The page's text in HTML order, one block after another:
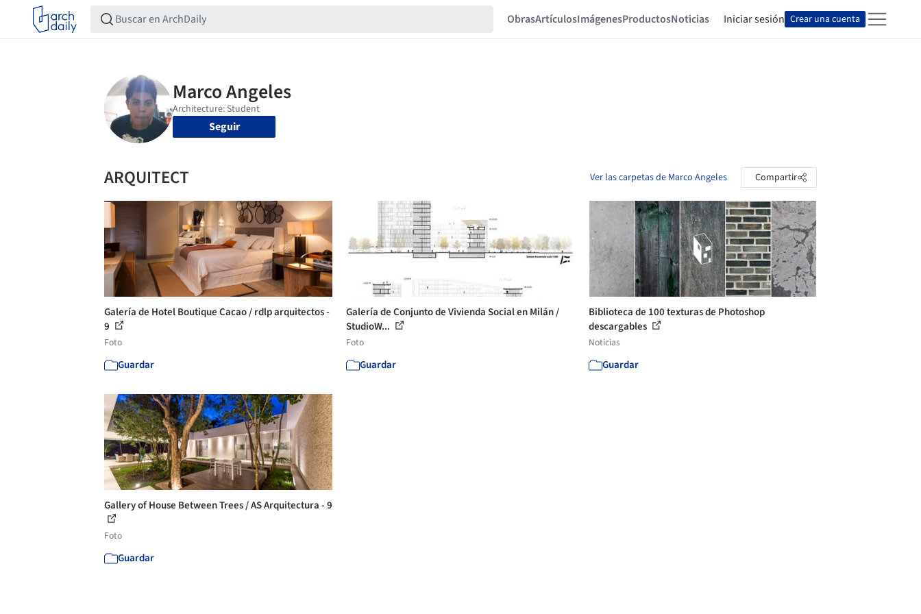
ObrasArtículosImágenesProductosNoticias Iniciar sesión Crear una cuenta
Seguir
ARQUITECT Ver las carpetas de Marco Angeles Compartir
Galería de Hotel Boutique Cacao / rdlp arquitectos -
9
Foto
Guardar
Galería de Conjunto de Vivienda Social en Milán /
StudioW...
Foto
Guardar
Biblioteca de 100 texturas de Photoshop
descargables
Noticias
Guardar
Gallery of House Between Trees / AS Arquitectura - 9
Foto
Guardar